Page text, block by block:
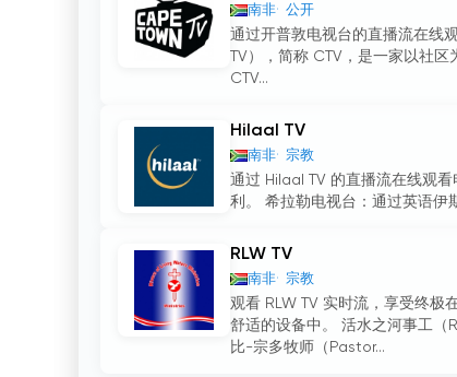
南非 公开
通过开普敦电视台的直播流在线
TV），简称 CTV，是一家以社
CTV...
Hilaal TV
南非 宗教
通过 Hilaal TV 的直播流在线观
利。 希拉勒电视台：通过英语伊
RLW TV
南非 宗教
观看 RLW TV 实时流，享受终极
舒适的设备中。 活水之河事工
比-宗多牧师（Pastor...